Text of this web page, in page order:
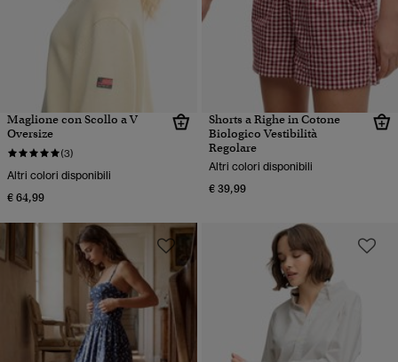
Maglione con Scollo a V
Oversize
(3)
Altri colori disponibili
€ 64,99
Shorts a Righe in Cotone
Biologico Vestibilità
Regolare
Altri colori disponibili
€ 39,99